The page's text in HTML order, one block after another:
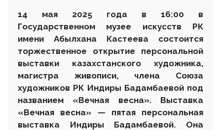
14 мая 2025 года в 16:00 в
Государственном музее искусств РК
имени Абылхана Кастеева состоится
торжественное открытие персональной
выставки казахстанского художника,
магистра живописи, члена Союза
художников РК Индиры Бадамбаевой под
названием «Вечная весна». Выставка
«Вечная весна» — пятая персональная
выставка Индиры Бадамбаевой. Она